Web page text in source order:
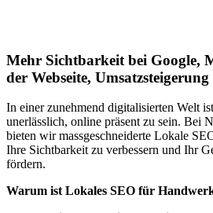
Mehr Sichtbarkeit bei Google,
der Webseite,
In einer zunehmend digitalisierten Welt
unerlässlich, online präsent zu sein. Bei
bieten wir massgeschneiderte Lokale
Ihre Sichtbarkeit zu verbessern und Ihr
fördern.
Warum ist Lokales SEO für